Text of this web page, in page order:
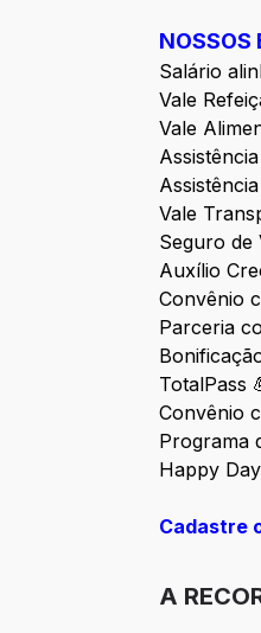
NOSSOS
Salário
Vale
Vale
Vale
Seguro de
Auxílio
Convênio
Parceria
TotalPass
Convênio
Programa
Happy
Cadastre
A